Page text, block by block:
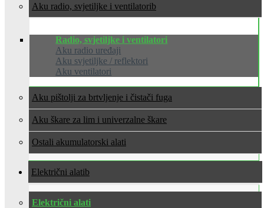
Aku radio, svjetiljke i ventilatori
Radio, svjetiljke i ventilatori
Aku radio uređaji
Aku svjetiljke / reflektori
Aku ventilatori
Aku pištolji za brtvljenje i čistači fuga
Aku škare za lim i univerzalne škare
Ostali akumulatorski alati
Električni alati
Električni alati